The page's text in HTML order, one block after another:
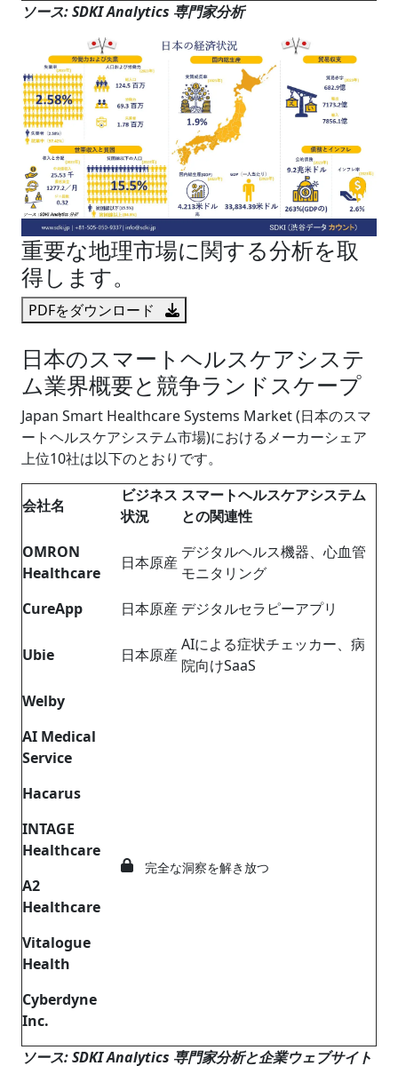
ソース: SDKI Analytics 専門家分析
重要な地理市場に関する分析を取
得します。
PDFをダウンロード
日本のスマートヘルスケアシステ
ム業界概要と競争ランドスケープ
Japan Smart Healthcare Systems Market (日本のスマ
ートヘルスケアシステム市場)におけるメーカーシェア
上位10社は以下のとおりです。
会社名
ビジネス
状況
スマートヘルスケアシステム
との関連性
OMRON
Healthcare
日本原産
デジタルヘルス機器、心血管
モニタリング
CureApp
日本原産 デジタルセラピーアプリ
Ubie 日本原産
AIによる症状チェッカー、病
院向けSaaS
Welby
完全な洞察を解き放つ
AI Medical
Service
Hacarus
INTAGE
Healthcare
A2
Healthcare
Vitalogue
Health
Cyberdyne
Inc.
ソース: SDKI Analytics 専門家分析と企業ウェブサイト